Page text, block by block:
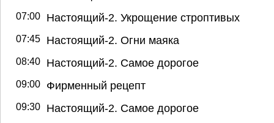
07:00 Настоящий-2. Укрощение строптивых
07:45 Настоящий-2. Огни маяка
08:40 Настоящий-2. Самое дорогое
09:00 Фирменный рецепт
09:30 Настоящий-2. Самое дорогое